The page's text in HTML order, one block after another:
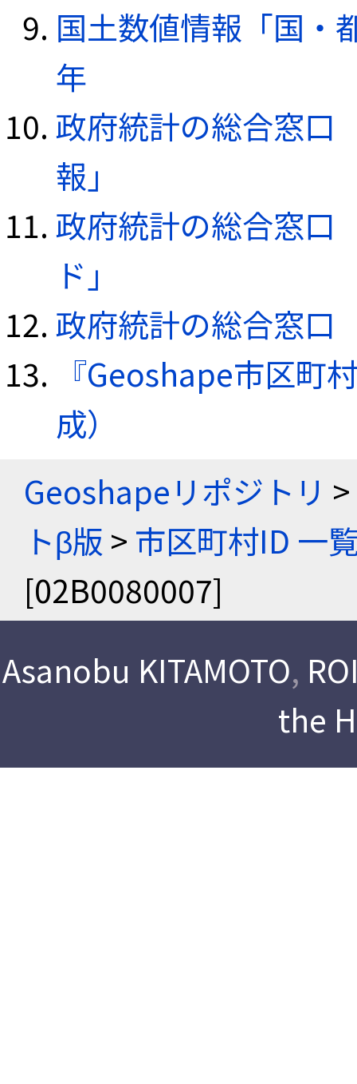
国土数値情報「国・
年
政府統計の総合窓口
報」
政府統計の総合窓口
ド」
政府統計の総合窓口
『Geoshape市区町
成）
Geoshapeリポジトリ >
トβ版 > 市区町村ID 一
[02B0080007]
Asanobu KITAMOTO,
the